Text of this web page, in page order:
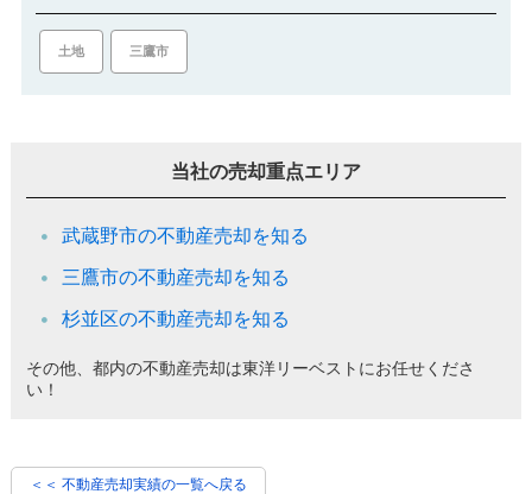
土地 三鷹市
当社の売却重点エリア
武蔵野市の不動産売却を知る
三鷹市の不動産売却を知る
杉並区の不動産売却を知る
その他、都内の不動産売却は東洋リーベストにお任せくださ
い！
＜＜ 不動産売却実績の一覧へ戻る